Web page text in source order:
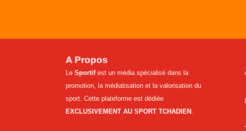
A Propos
Le Sportifest un média spécialisé dans la
promotion, la médiatisation et la valorisation du
sport. Cette plateforme est dédiée
EXCLUSIVEMENT AU SPORT TCHADIEN .